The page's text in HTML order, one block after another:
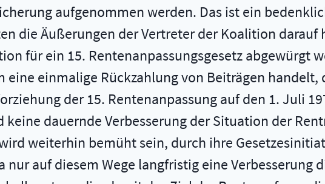
aufgenommen werden. Das ist ein
die Äußerungen der Vertreter der Koalition
für ein 15. Rentenanpassungsgesetz abgewürgt
eine einmalige Rückzahlung von Beiträgen
der 15. Rentenanpassung auf den 1. Juli
dauernde Verbesserung der Situation der
weiterhin bemüht sein, durch ihre
nur auf diesem Wege langfristig eine Verbesserung